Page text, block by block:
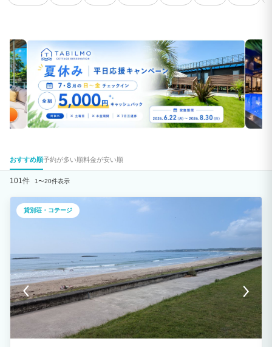
おすすめ順予約が多い順料金が安い順
101件 1〜20件表示
貸別荘・コテージ